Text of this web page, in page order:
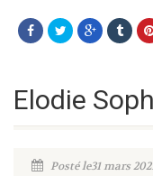
Elodie
Posté le31 mars